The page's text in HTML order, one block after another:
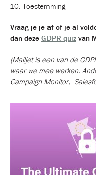
Toestemming
Vraag je je af of je al
dan deze GDPR quiz van
(Mailjet is een van de
waar we mee werken.
Campaign Monitor,